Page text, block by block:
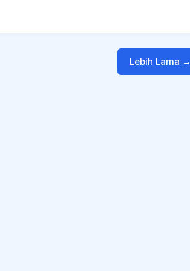
Lebih Lama →